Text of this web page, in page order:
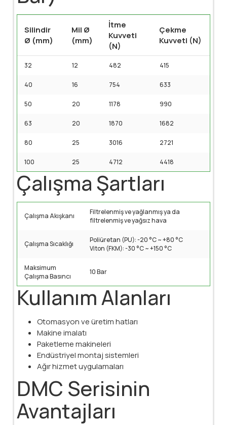
Silindir
Ø (mm)
Mil Ø
(mm)
İtme
Kuvveti
(N)
Çekme
Kuvveti (N)
32 12 482 415
40 16 754 633
50 20 1178 990
63 20 1870 1682
80 25 3016 2721
100 25 4712 4418
Çalışma Şartları
Çalışma Akışkanı
Filtrelenmiş ve yağlanmış ya da
filtrelenmiş ve yağsız hava
Çalışma Sıcaklığı
Poliüretan (PU): -20 °C ~ +80 °C
Viton (FKM): -30 °C ~ +150 °C
Maksimum
Çalışma Basıncı
10 Bar
Kullanım Alanları
Otomasyon ve üretim hatları
Makine imalatı
Paketleme makineleri
Endüstriyel montaj sistemleri
Ağır hizmet uygulamaları
DMC Serisinin
Avantajları